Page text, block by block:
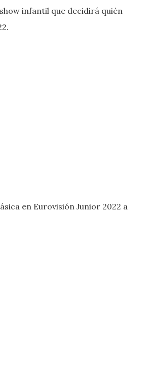
infantil que decidirá quién
en Eurovisión Junior 2022 a